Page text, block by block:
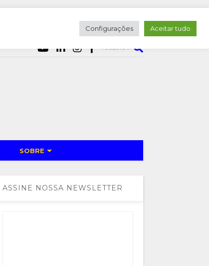
PESQUISAR
SOBRE
ASSINE NOSSA NEWSLETTER
Configurações Aceitar tudo